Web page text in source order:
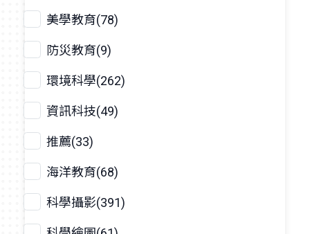
美學教育(78)
防災教育(9)
環境科學(262)
資訊科技(49)
推薦(33)
海洋教育(68)
科學攝影(391)